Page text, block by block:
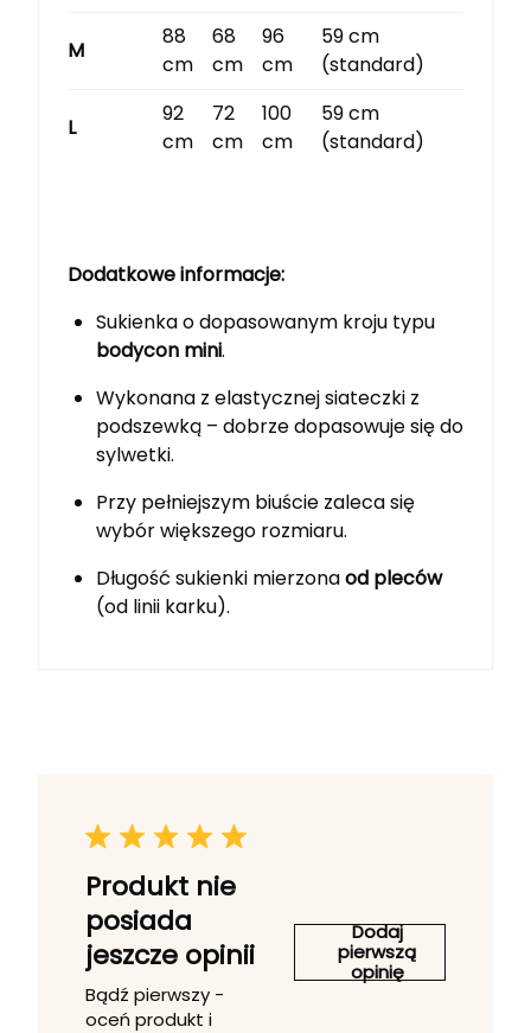
M
88
cm
68
cm
96
cm
59 cm
(standard)
L
92
cm
72
cm
100
cm
59 cm
(standard)
Dodatkowe informacje:
Sukienka o dopasowanym kroju typu
bodycon mini.
Wykonana z elastycznej siateczki z
podszewką – dobrze dopasowuje się do
sylwetki.
Przy pełniejszym biuście zaleca się
wybór większego rozmiaru.
Długość sukienki mierzonaod pleców
(od linii karku).
Produkt nie
posiada
jeszcze opinii
Bądź pierwszy -
oceń produkt i
Dodaj
pierwszą
opinię